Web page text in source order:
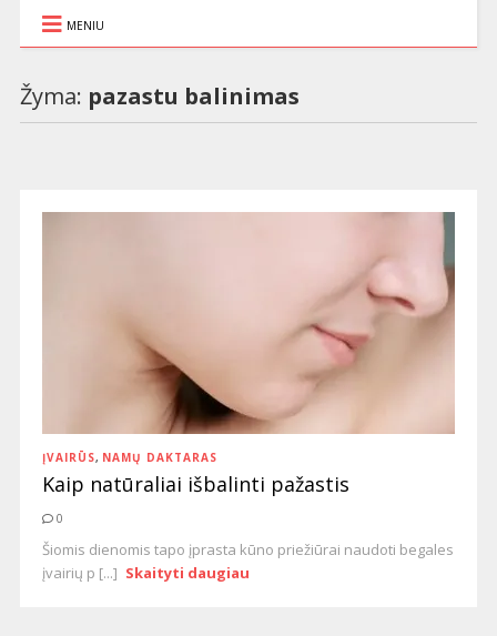
MENIU
Žyma: pazastu balinimas
ĮVAIRŪS, NAMŲ DAKTARAS
Kaip natūraliai išbalinti pažastis
0
Šiomis dienomis tapo įprasta kūno priežiūrai naudoti begales
įvairių p [...] Skaityti daugiau